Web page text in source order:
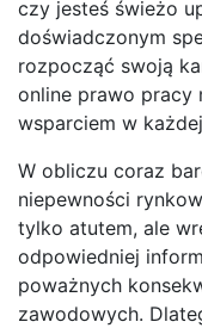
czy jesteś świeżo
doświadczonym
rozpocząć swoją
online prawo pracy
wsparciem w
W obliczu coraz
niepewności
tylko atutem, ale
odpowiedniej
poważnych
zawodowych.